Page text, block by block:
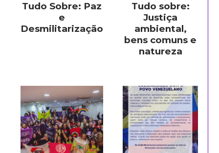
Tudo Sobre: Paz
e
Desmilitarização
Tudo sobre:
Justiça
ambiental,
bens comuns e
natureza